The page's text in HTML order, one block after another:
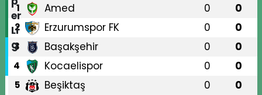
1 Amed 0 0
2 Erzurumspor FK 0 0
3 Başakşehir 0 0
4 Kocaelispor 0 0
5 Beşiktaş 0 0